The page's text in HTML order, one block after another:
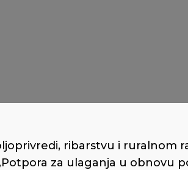
ribarstvu i ruralnom
za ulaganja u obnovu